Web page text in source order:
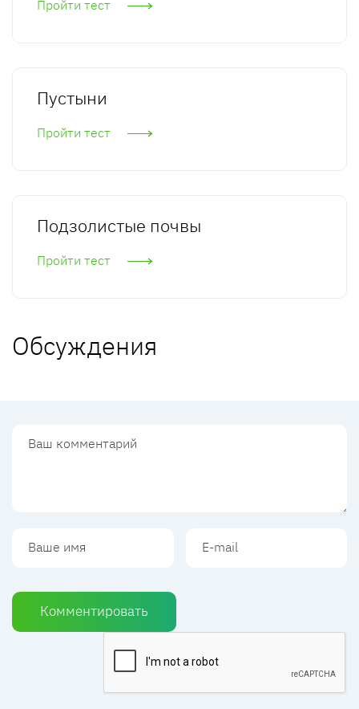
Пройти тест
Пустыни
Пройти тест
Подзолистые почвы
Пройти тест
Обсуждения
Комментировать